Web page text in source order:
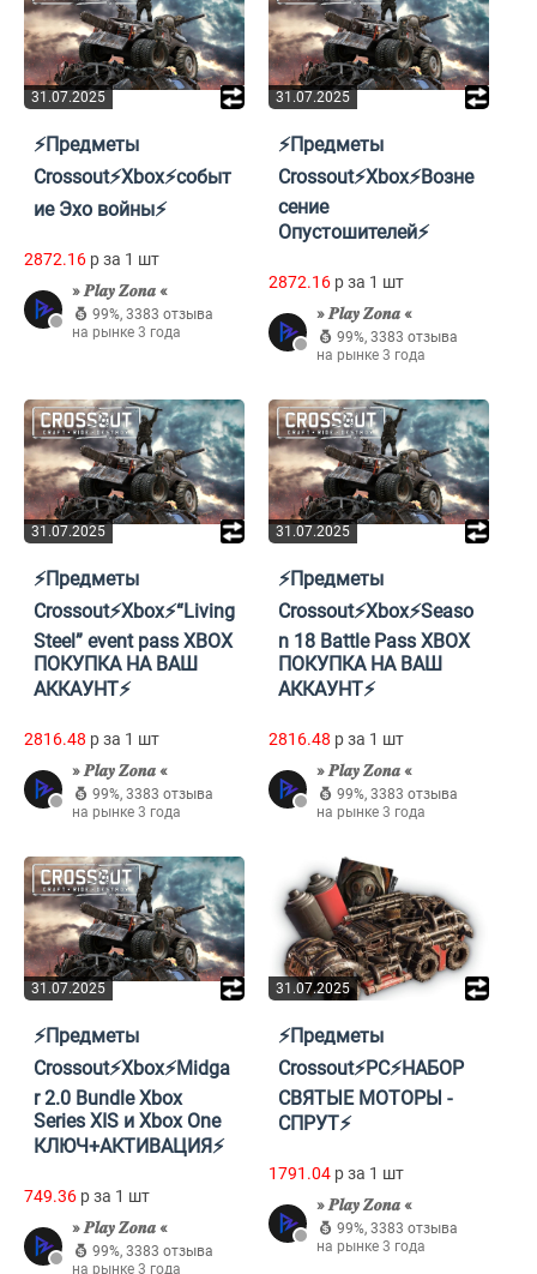
31.07.2025
⚡Предметы
Crossout⚡Xbox⚡событ
ие Эхо войны⚡
2872.16 p за 1 шт
» 𝑷𝒍𝒂𝒚 𝒁𝒐𝒏𝒂 «
99%, 3383 отзыва
на рынке 3 года
31.07.2025
⚡Предметы
Crossout⚡Xbox⚡Возне
сение
Опустошителей⚡
2872.16 p за 1 шт
» 𝑷𝒍𝒂𝒚 𝒁𝒐𝒏𝒂 «
99%, 3383 отзыва
на рынке 3 года
31.07.2025
⚡Предметы
Crossout⚡Xbox⚡“Living
Steel” event pass XBOX
ПОКУПКА НА ВАШ
АККАУНТ⚡
2816.48 p за 1 шт
» 𝑷𝒍𝒂𝒚 𝒁𝒐𝒏𝒂 «
99%, 3383 отзыва
на рынке 3 года
31.07.2025
⚡Предметы
Crossout⚡Xbox⚡Seaso
n 18 Battle Pass XBOX
ПОКУПКА НА ВАШ
АККАУНТ⚡
2816.48 p за 1 шт
» 𝑷𝒍𝒂𝒚 𝒁𝒐𝒏𝒂 «
99%, 3383 отзыва
на рынке 3 года
31.07.2025
⚡Предметы
Crossout⚡Xbox⚡Midga
r 2.0 Bundle Xbox
Series XIS и Xbox One
КЛЮЧ+АКТИВАЦИЯ⚡
749.36 p за 1 шт
» 𝑷𝒍𝒂𝒚 𝒁𝒐𝒏𝒂 «
99%, 3383 отзыва
на рынке 3 года
31.07.2025
⚡Предметы
Crossout⚡PC⚡НАБОР
СВЯТЫЕ МОТОРЫ -
СПРУТ⚡
1791.04 p за 1 шт
» 𝑷𝒍𝒂𝒚 𝒁𝒐𝒏𝒂 «
99%, 3383 отзыва
на рынке 3 года